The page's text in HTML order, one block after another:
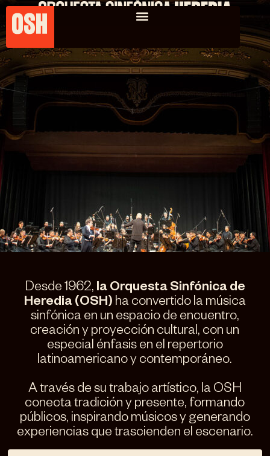
Orquesta
Desde 1962, la Orquesta Sinfónica de
Heredia (OSH) ha convertido la música
sinfónica en un espacio de encuentro,
creación y proyección cultural, con un
especial énfasis en el repertorio
latinoamericano y contemporáneo.
A través de su trabajo artístico, la OSH
conecta tradición y presente, formando
públicos, inspirando músicos y generando
experiencias que trascienden el escenario.